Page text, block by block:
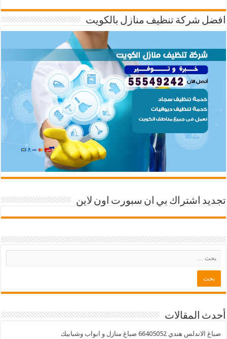
افضل شركة تنظيف منازل بالكويت
تجديد اشتراك بي ان سبورت اون لاين
أحدث المقالات
صباغ الاندلس هندي 66405052 صباغ منازل و ابواب وشبابيك